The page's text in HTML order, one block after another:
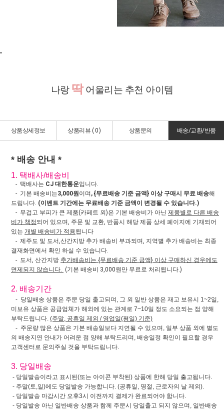
"
나랑 딱어울리는 추천 아이템
상품상세정보 상품리뷰 ( 0) 상품문의 배송/교환/반품
* 배송 안내 *
1. 택배사/배송비
- 택배사는 CJ 대한통운입니다.
- 기본 배송비는3,000원이며 , {무료배송 기준 금액} 이상 구매시 무료 배송해
드립니다. (이벤트 기간에는 무료배송 기준 금액이 변경될 수 있습니다.)
- 무겁고 부피가 큰 제품(카페트 외)은 기본 배송비가 아닌 제품별로 다른 배송
비가 책정되어 있으며, 주문 및 교환, 반품시 해당 제품 상세 페이지에 기재되어
있는 개별 배송비가 적용됩니다
- 제주도 및 도서,산간지방 추가 배송비 부과되며, 지역별 추가 배송비는 최종
결재화면에서 확인 하실 수 있습니다.
- 도서, 산간지방 추가배송비는 {무료배송 기준 금액} 이상 구매하신 경우에도
면제되지 않습니다. (기본 배송비 3,000원만 무료로 처리됩니다.)
2. 배송기간
- 당일배송 상품은 주문 당일 출고되며, 그 외 일반 상품은 재고 보유시 1~2일,
미보유 상품은 공급업체가 해외에 있는 관계로 7~10일 정도 소요되는 점 양해
부탁드립니다. (주말, 공휴일 제외 / 영업일(평일) 기준)
- 주문량 많은 상품은 기본 배송일보다 지연될 수 있으며, 일부 상품 외에 별도
의 배송지연 안내가 어려운 점 양해 부탁드리며, 배송일정 확인이 필요할 경우
고객센터로 문의주실 것을 부탁드립니다.
3. 당일배송
- 당일발송이라고 표시된(또는 아이콘 부착된) 상품에 한해 당일 출고됩니다.
- 주말(토,일)에도 당일발송 가능합니다. (공휴일, 명절, 근로자의 날 제외).
- 당일발송 마감시간 오후3시 이전까지 결제가 완료되어야 합니다.
- 당일발송 아닌 일반배송 상품과 함께 주문시 당일출고 되지 않으며, 일반배송